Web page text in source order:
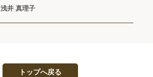
浅井 真理子
トップへ戻る